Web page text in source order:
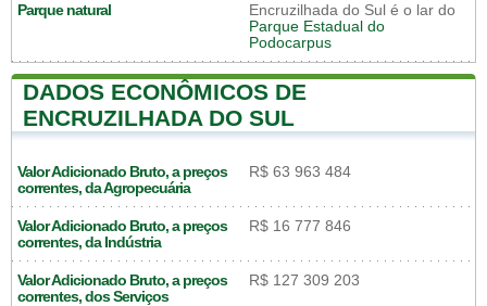
Parque natural
Encruzilhada do Sul é o lar do
Parque Estadual do
Podocarpus
DADOS ECONÔMICOS DE
ENCRUZILHADA DO SUL
Valor Adicionado Bruto, a preços
correntes, da Agropecuária
R$ 63 963 484
Valor Adicionado Bruto, a preços
correntes, da Indústria
R$ 16 777 846
Valor Adicionado Bruto, a preços
correntes, dos Serviços
R$ 127 309 203